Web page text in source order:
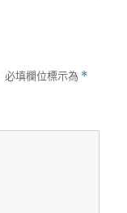
必填欄位標示為 *